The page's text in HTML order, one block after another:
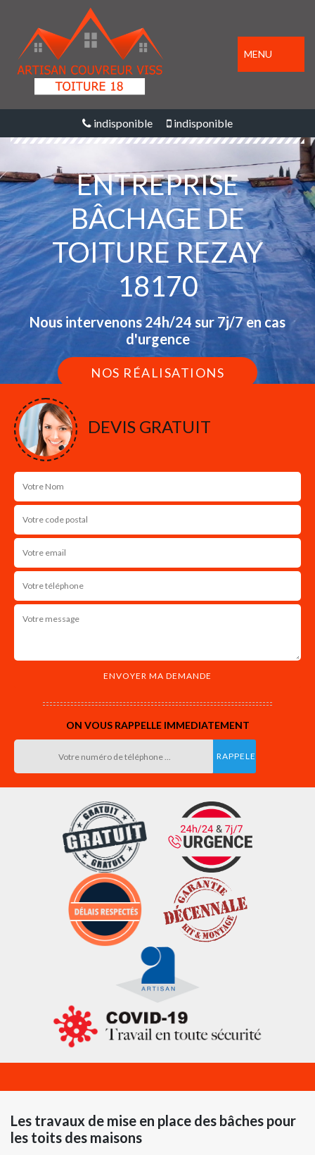
MENU
indisponible indisponible
ENTREPRISE
BÂCHAGE DE
TOITURE REZAY
18170
Nous intervenons 24h/24 sur 7j/7 en cas
d'urgence
NOS RÉALISATIONS
DEVIS GRATUIT
ON VOUS RAPPELLE IMMEDIATEMENT
Les travaux de mise en place des bâches pour
les toits des maisons